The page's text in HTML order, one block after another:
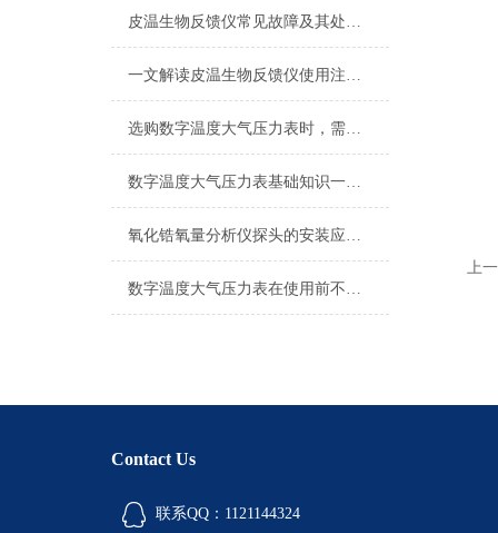
皮温生物反馈仪常见故障及其处理方式
一文解读皮温生物反馈仪使用注意事项
选购数字温度大气压力表时，需要考虑以下问题
数字温度大气压力表基础知识一篇搞定
氧化锆氧量分析仪探头的安装应注意这几点
数字温度大气压力表在使用前不妨先来看下这篇文章吧
上
Contact Us
联系QQ：1121144324